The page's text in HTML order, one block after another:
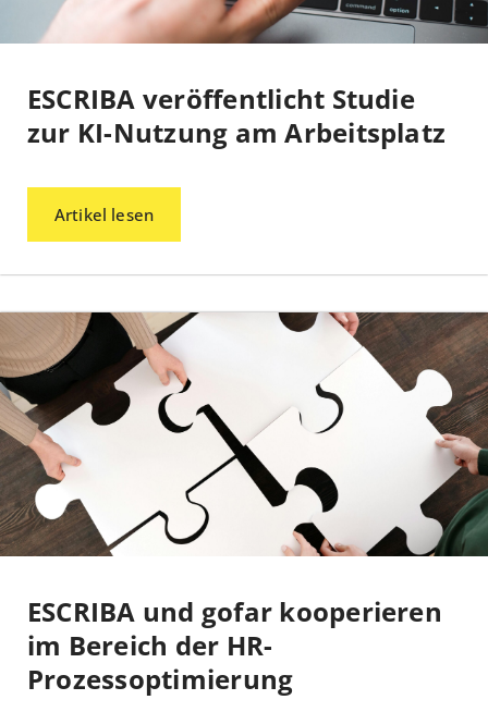
ESCRIBA veröffentlicht Studie
zur KI-Nutzung am Arbeitsplatz
Artikel lesen
ESCRIBA und gofar kooperieren
im Bereich der HR-
Prozessoptimierung